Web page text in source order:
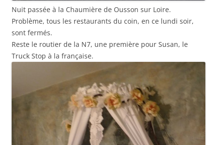
Nuit passée à la Chaumière de Ousson sur Loire.
Problème, tous les restaurants du coin, en ce lundi soir,
sont fermés.
Reste le routier de la N7, une première pour Susan, le
Truck Stop à la française.